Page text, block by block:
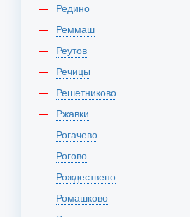
Редино
Реммаш
Реутов
Речицы
Решетниково
Ржавки
Рогачево
Рогово
Рождествено
Ромашково